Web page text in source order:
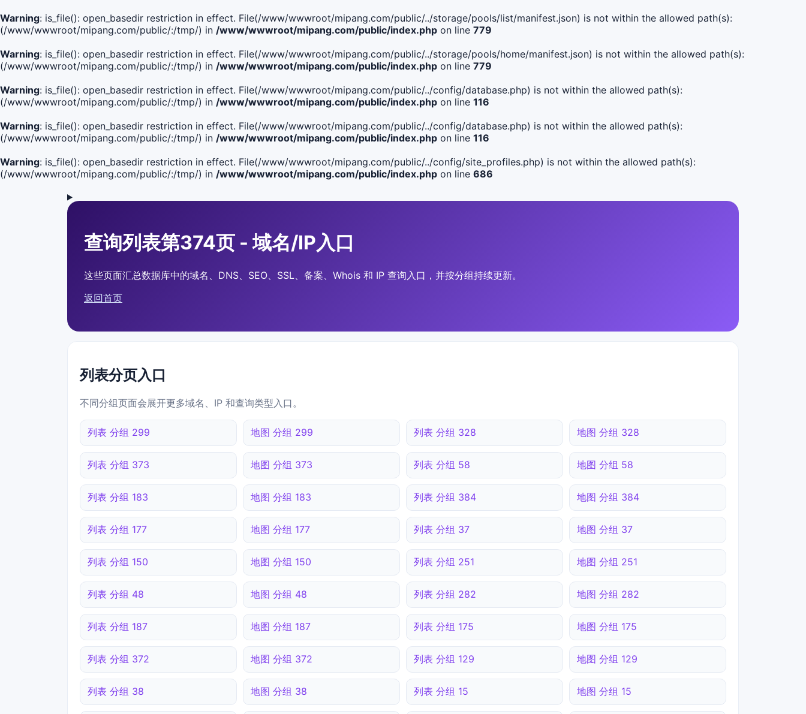
Warning: is_file(): open_basedir restriction in effect. File(/www/wwwroot/mipang.com/public/../storage/pools/list/manifest.json) is not within the allowed path(s):
(/www/wwwroot/mipang.com/public/:/tmp/) in /www/wwwroot/mipang.com/public/index.php on line 779
Warning: is_file(): open_basedir restriction in effect. File(/www/wwwroot/mipang.com/public/../storage/pools/home/manifest.json) is not within the allowed path(s):
(/www/wwwroot/mipang.com/public/:/tmp/) in /www/wwwroot/mipang.com/public/index.php on line 779
Warning: is_file(): open_basedir restriction in effect. File(/www/wwwroot/mipang.com/public/../config/database.php) is not within the allowed path(s):
(/www/wwwroot/mipang.com/public/:/tmp/) in /www/wwwroot/mipang.com/public/index.php on line 116
Warning: is_file(): open_basedir restriction in effect. File(/www/wwwroot/mipang.com/public/../config/database.php) is not within the allowed path(s):
(/www/wwwroot/mipang.com/public/:/tmp/) in /www/wwwroot/mipang.com/public/index.php on line 116
Warning: is_file(): open_basedir restriction in effect. File(/www/wwwroot/mipang.com/public/../config/site_profiles.php) is not within the allowed path(s):
(/www/wwwroot/mipang.com/public/:/tmp/) in /www/wwwroot/mipang.com/public/index.php on line 686
查询列表第374页 - 域名/IP入口
这些页面汇总数据库中的域名、DNS、SEO、SSL、备案、Whois 和 IP 查询入口，并按分组持续更新。
返回首页
列表分页入口
不同分组页面会展开更多域名、IP 和查询类型入口。
列表 分组 299 地图 分组 299 列表 分组 328 地图 分组 328
列表 分组 373 地图 分组 373 列表 分组 58 地图 分组 58
列表 分组 183 地图 分组 183 列表 分组 384 地图 分组 384
列表 分组 177 地图 分组 177 列表 分组 37 地图 分组 37
列表 分组 150 地图 分组 150 列表 分组 251 地图 分组 251
列表 分组 48 地图 分组 48 列表 分组 282 地图 分组 282
列表 分组 187 地图 分组 187 列表 分组 175 地图 分组 175
列表 分组 372 地图 分组 372 列表 分组 129 地图 分组 129
列表 分组 38 地图 分组 38 列表 分组 15 地图 分组 15